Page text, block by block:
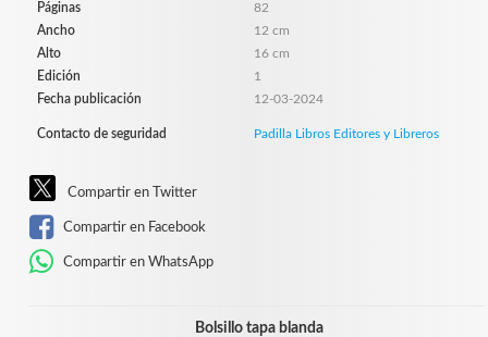
Páginas
82
Ancho
12 cm
Alto
16 cm
Edición
1
Fecha publicación
12-03-2024
Contacto de seguridad Padilla Libros Editores y Libreros
Compartir en Twitter
Compartir en Facebook
Compartir en WhatsApp
Bolsillo tapa blanda